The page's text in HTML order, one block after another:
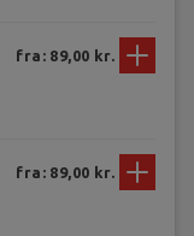
fra: 89,00 kr.
fra: 89,00 kr.